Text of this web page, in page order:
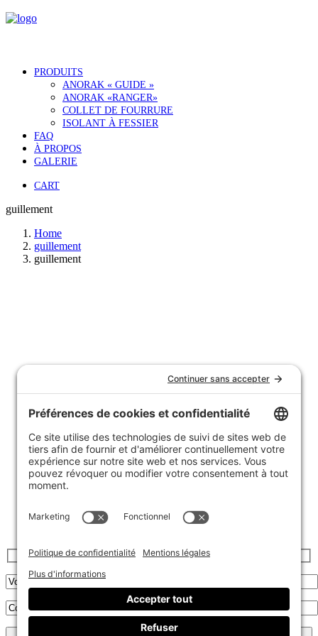
PRODUITS
ANORAK « GUIDE »
ANORAK «RANGER»
COLLET DE FOURRURE
ISOLANT À FESSIER
FAQ
À PROPOS
GALERIE
CART
guillement
Home
guillement
guillement
FAQ
Achats de groupe
Politique de confidentialité
Inscrivez-vous à l’infolettre :